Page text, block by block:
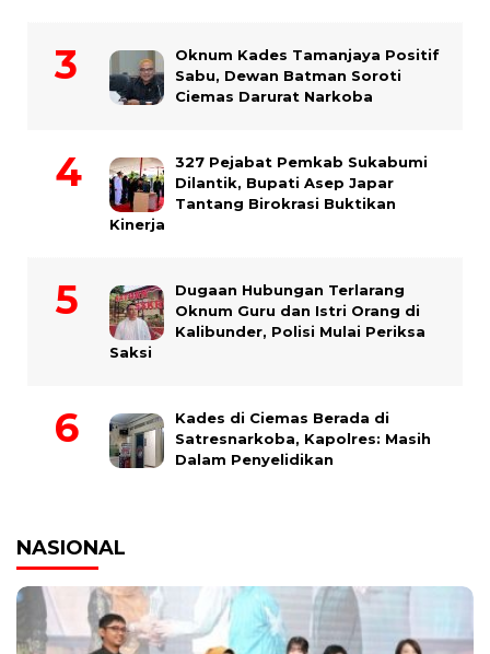
Oknum Kades Tamanjaya Positif
Sabu, Dewan Batman Soroti
Ciemas Darurat Narkoba
327 Pejabat Pemkab Sukabumi
Dilantik, Bupati Asep Japar
Tantang Birokrasi Buktikan
Kinerja
Dugaan Hubungan Terlarang
Oknum Guru dan Istri Orang di
Kalibunder, Polisi Mulai Periksa
Saksi
Kades di Ciemas Berada di
Satresnarkoba, Kapolres: Masih
Dalam Penyelidikan
NASIONAL